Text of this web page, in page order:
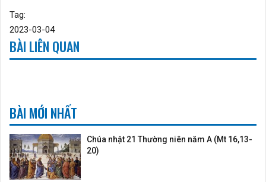
Tag:
2023-03-04
BÀI LIÊN QUAN
BÀI MỚI NHẤT
Chúa nhật 21 Thường niên năm A (Mt 16,13-
20)